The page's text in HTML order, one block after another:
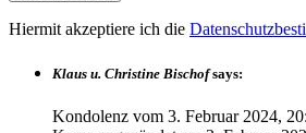
Hiermit akzeptiere ich die
Klaus u. Christine Bischof says:
Kondolenz vom 3. Februar 2024,